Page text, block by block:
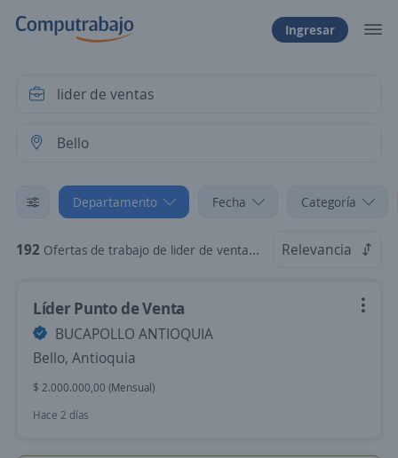
Ingresar
Departamento Fecha Categoría
192 Ofertas de trabajo de lider de ventas en Bello, Antioquia Relevancia
Líder Punto de Venta
BUCAPOLLO ANTIOQUIA
Bello, Antioquia
$ 2.000.000,00 (Mensual)
Hace 2 días